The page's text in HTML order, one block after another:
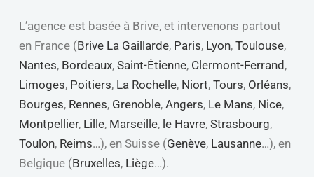
L’agence est basée à Brive, et intervenons partout
en France (Brive La Gaillarde, Paris, Lyon, Toulouse,
Nantes, Bordeaux, Saint-Étienne, Clermont-Ferrand,
Limoges, Poitiers, La Rochelle, Niort, Tours, Orléans,
Bourges, Rennes, Grenoble, Angers, Le Mans, Nice,
Montpellier, Lille, Marseille, le Havre, Strasbourg,
Toulon, Reims…), en Suisse (Genève, Lausanne…), en
Belgique (Bruxelles, Liège…).